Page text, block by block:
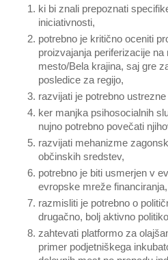
ki bi znali prepoznati
iniciativnosti,
potrebno je kritično oceniti
proizvajanja periferizacije
mesto/Bela krajina, saj gre
posledice za regijo,
razvijati je potrebno
ker manjka psihosocialnih
nujno potrebno povečati
razvijati mehanizme
občinskih sredstev,
potrebno je biti usmerjen v
evropske mreže financiranja,
razmisliti je potrebno o
drugačno, bolj aktivno
zahtevati platformo za
primer podjetniškega